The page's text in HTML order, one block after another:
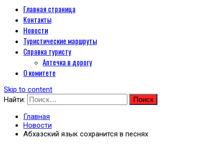
Главная страница
Контакты
Новости
Туристические маршруты
Справка туристу
Аптечка в дорогу
О комитете
Skip to content
Найти:
Главная
Новости
Абхазский язык сохранится в песнях